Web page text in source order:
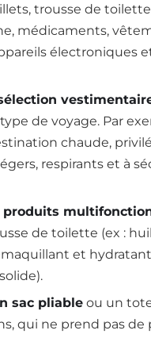
trousse de
médicaments,
électroniques
de voyage. Par
chaude,
respirants et à
produits
de toilette (ex :
et
sac pliable ou un
qui ne prend pas de